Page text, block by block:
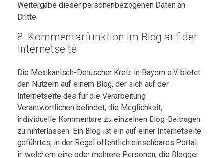
Weitergabe dieser personenbezogenen Daten an
Dritte.
8. Kommentarfunktion im Blog auf der
Internetseite
Die Mexikanisch-Detuscher Kreis in Bayern e.V. bietet
den Nutzern auf einem Blog, der sich auf der
Internetseite des für die Verarbeitung
Verantwortlichen befindet, die Möglichkeit,
individuelle Kommentare zu einzelnen Blog-Beiträgen
zu hinterlassen. Ein Blog ist ein auf einer Internetseite
geführtes, in der Regel öffentlich einsehbares Portal,
in welchem eine oder mehrere Personen, die Blogger